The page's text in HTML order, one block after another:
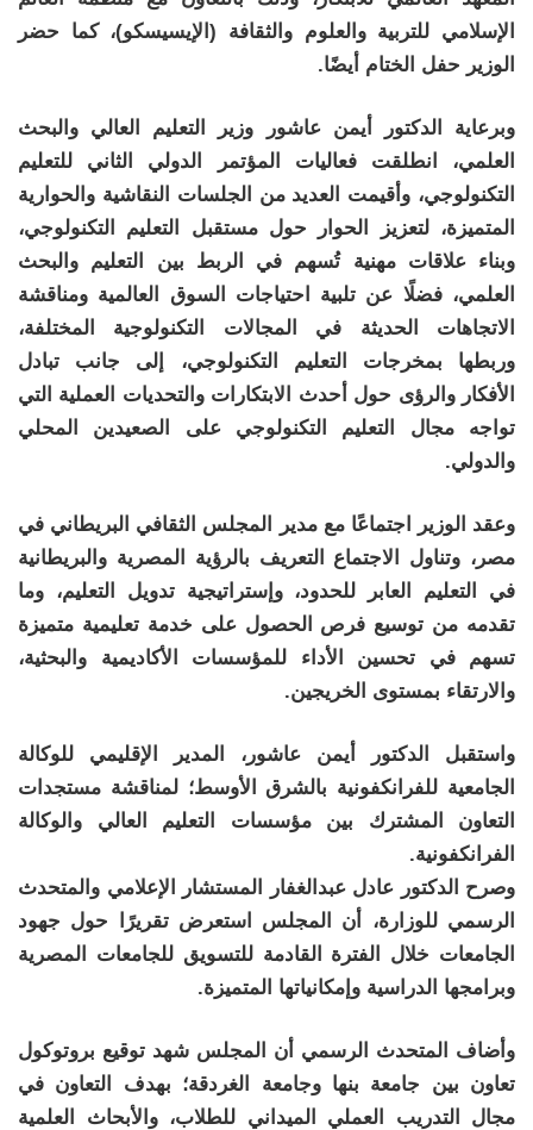
الإسلامي للتربية والعلوم والثقافة (الإيسيسكو)، كما حضر
الوزير حفل الختام أيضًا.
وبرعاية الدكتور أيمن عاشور وزير التعليم العالي والبحث
العلمي، انطلقت فعاليات المؤتمر الدولي الثاني للتعليم
التكنولوجي، وأقيمت العديد من الجلسات النقاشية والحوارية
المتميزة، لتعزيز الحوار حول مستقبل التعليم التكنولوجي،
وبناء علاقات مهنية تُسهم في الربط بين التعليم والبحث
العلمي، فضلًا عن تلبية احتياجات السوق العالمية ومناقشة
الاتجاهات الحديثة في المجالات التكنولوجية المختلفة،
وربطها بمخرجات التعليم التكنولوجي، إلى جانب تبادل
الأفكار والرؤى حول أحدث الابتكارات والتحديات العملية التي
تواجه مجال التعليم التكنولوجي على الصعيدين المحلي
والدولي.
وعقد الوزير اجتماعًا مع مدير المجلس الثقافي البريطاني في
مصر، وتناول الاجتماع التعريف بالرؤية المصرية والبريطانية
في التعليم العابر للحدود، وإستراتيجية تدويل التعليم، وما
تقدمه من توسيع فرص الحصول على خدمة تعليمية متميزة
تسهم في تحسين الأداء للمؤسسات الأكاديمية والبحثية،
والارتقاء بمستوى الخريجين.
واستقبل الدكتور أيمن عاشور، المدير الإقليمي للوكالة
الجامعية للفرانكفونية بالشرق الأوسط؛ لمناقشة مستجدات
التعاون المشترك بين مؤسسات التعليم العالي والوكالة
الفرانكفونية.
وصرح الدكتور عادل عبدالغفار المستشار الإعلامي والمتحدث
الرسمي للوزارة، أن المجلس استعرض تقريرًا حول جهود
الجامعات خلال الفترة القادمة للتسويق للجامعات المصرية
وبرامجها الدراسية وإمكانياتها المتميزة.
وأضاف المتحدث الرسمي أن المجلس شهد توقيع بروتوكول
تعاون بين جامعة بنها وجامعة الغردقة؛ بهدف التعاون في
مجال التدريب العملي الميداني للطلاب، والأبحاث العلمية